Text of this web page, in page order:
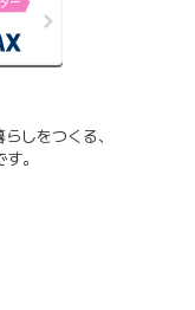
しをつくる、
。